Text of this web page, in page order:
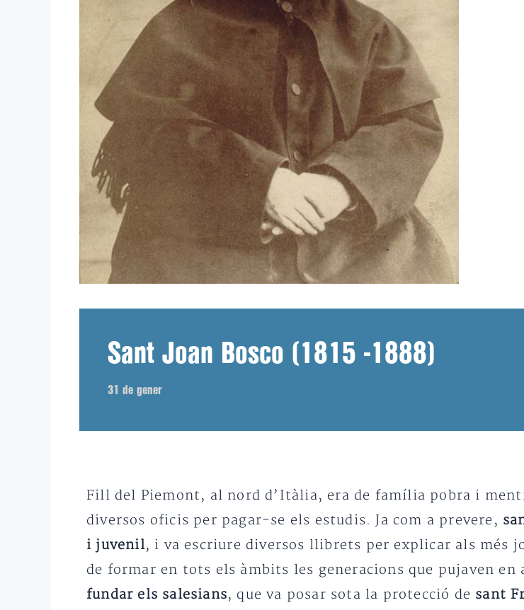
Sant Joan Bosco (1815 -1888)
31 de gener
Fill del Piemont, al nord d’Itàlia, era de família pobra i
diversos oficis per pagar-se els estudis. Ja com a prevere,
i juvenil, i va escriure diversos llibrets per explicar als més
de formar en tots els àmbits les generacions que pujaven
fundar els salesians, que va posar sota la protecció de sant